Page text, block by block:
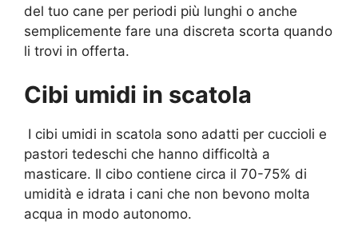
del tuo cane per periodi più lunghi o anche
semplicemente fare una discreta scorta quando
li trovi in offerta.
Cibi umidi in scatola
I cibi umidi in scatola sono adatti per cuccioli e
pastori tedeschi che hanno difficoltà a
masticare. Il cibo contiene circa il 70-75% di
umidità e idrata i cani che non bevono molta
acqua in modo autonomo.